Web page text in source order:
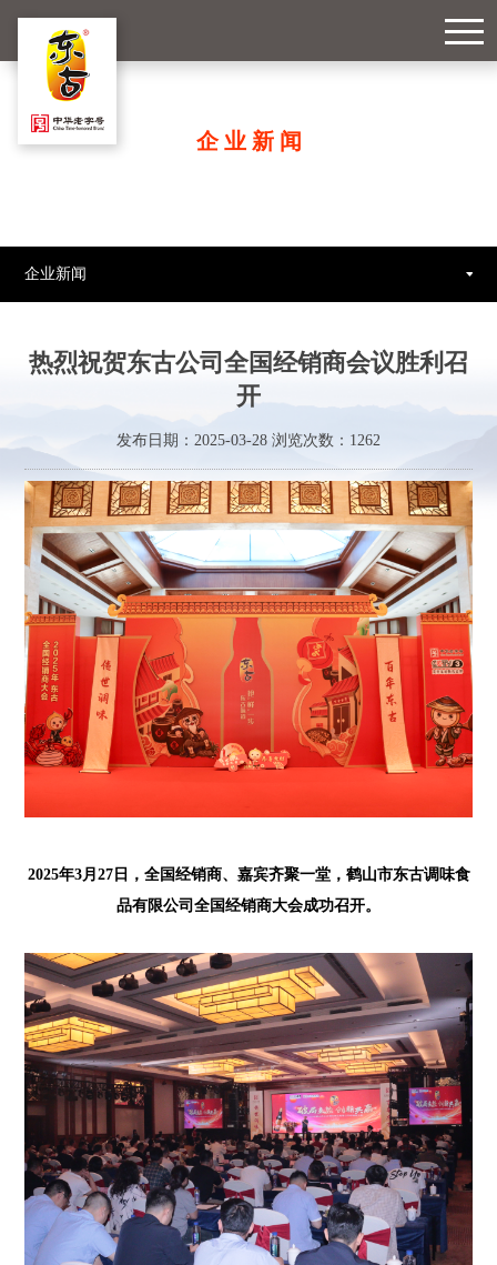
企业新闻
企业新闻
热烈祝贺东古公司全国经销商会议胜利召
开
发布日期：2025-03-28 浏览次数： 1262
2025年3月27日，全国经销商、嘉宾齐聚一堂，鹤山市东古调味食
品有限公司全国经销商大会成功召开。